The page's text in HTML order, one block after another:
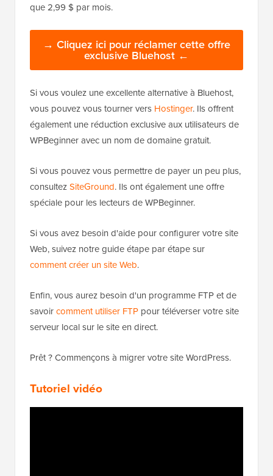
que 2,99 $ par mois.
→ Cliquez ici pour réclamer cette offre
exclusive Bluehost ←
Si vous voulez une excellente alternative à Bluehost,
vous pouvez vous tourner vers Hostinger. Ils offrent
également une réduction exclusive aux utilisateurs de
WPBeginner avec un nom de domaine gratuit.
Si vous pouvez vous permettre de payer un peu plus,
consultezSiteGround. Ils ont également une offre
spéciale pour les lecteurs de WPBeginner.
Si vous avez besoin d'aide pour configurer votre site
Web, suivez notre guide étape par étape sur
comment créer un site Web.
Enfin, vous aurez besoin d'un programme FTP et de
savoircomment utiliser FTP pour téléverser votre site
serveur local sur le site en direct.
Prêt ? Commençons à migrer votre site WordPress.
Tutoriel vidéo